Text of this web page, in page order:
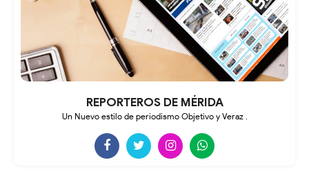
REPORTEROS DE MÉRIDA
Un Nuevo estilo de periodismo Objetivo y Veraz .